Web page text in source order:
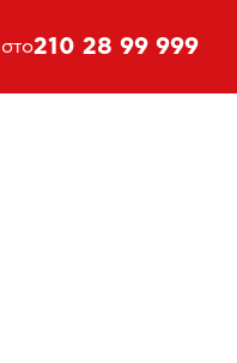
210 28 99 999